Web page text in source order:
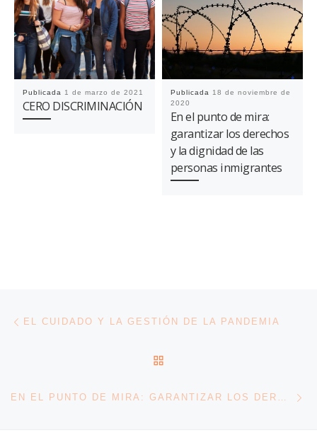
Publicada 1 de marzo de 2021
CERO DISCRIMINACIÓN
Publicada 18 de noviembre de
2020
En el punto de mira:
garantizar los derechos
y la dignidad de las
personas inmigrantes
Navegación de entradas
EL CUIDADO Y LA GESTIÓN DE LA PANDEMIA
EN EL PUNTO DE MIRA: GARANTIZAR LOS DERECHOS Y LA DIGNIDAD DE LAS PERSONAS INMIGRANTES